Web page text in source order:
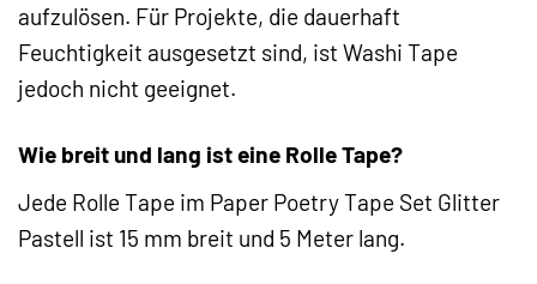
aufzulösen. Für Projekte, die dauerhaft
Feuchtigkeit ausgesetzt sind, ist Washi Tape
jedoch nicht geeignet.
Wie breit und lang ist eine Rolle Tape?
Jede Rolle Tape im Paper Poetry Tape Set Glitter
Pastell ist 15 mm breit und 5 Meter lang.